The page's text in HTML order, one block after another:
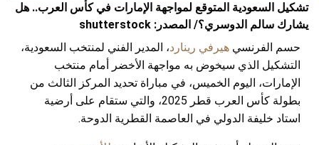
تشكيل السعودية المتوقع لمواجهة الإمارات في كأس العرب.. هل
يشارك سالم الدوسري؟/ المصدر: shutterstock
حسم الفرنسي هيرفي رينارد، المدير الفني لمنتخب السعودية،
التشكيل الذي سيخوض به مواجهة الأخضر أمام منتخب
الإمارات، اليوم الخميس، في مباراة تحديد المركز الثالث من
بطولة كأس العرب قطر 2025، والتي ستقام على أرضية
استاد خليفة الدولي في العاصمة القطرية الدوحة.